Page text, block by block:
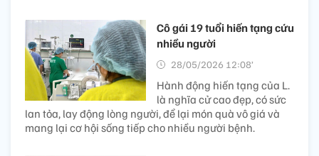
Cô gái 19 tuổi hiến tạng cứu
nhiều người
28/05/2026 12:08’
Hành động hiến tạng của L.
là nghĩa cử cao đẹp, có sức
lan tỏa, lay động lòng người, để lại món quà vô giá và
mang lại cơ hội sống tiếp cho nhiều người bệnh.